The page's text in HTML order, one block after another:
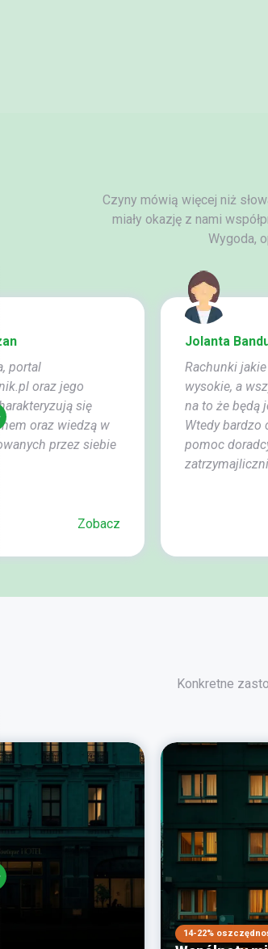
Czyny mówią więcej niż
miały okazję z nami
Wygoda,
portal
oraz jego
się
oraz wiedzą w
przez siebie
Zobacz
Jolanta
Rachunki jakie
wysokie, a
na to że będą
Wtedy bardzo
pomoc
Konkretne
14-22%